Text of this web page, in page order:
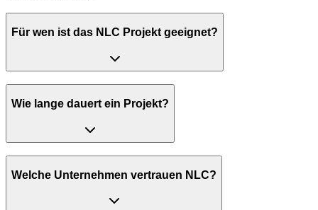
Für wen ist das NLC Projekt geeignet?
Wie lange dauert ein Projekt?
Welche Unternehmen vertrauen NLC?